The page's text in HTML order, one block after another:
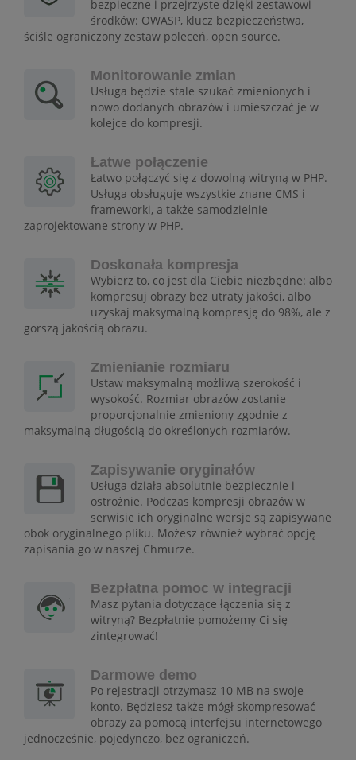
bezpieczne i przejrzyste dzięki zestawowi
środków: OWASP, klucz bezpieczeństwa,
ściśle ograniczony zestaw poleceń, open source.
Monitorowanie zmian
Usługa będzie stale szukać zmienionych i
nowo dodanych obrazów i umieszczać je w
kolejce do kompresji.
Łatwe połączenie
Łatwo połączyć się z dowolną witryną w PHP.
Usługa obsługuje wszystkie znane CMS i
frameworki, a także samodzielnie
zaprojektowane strony w PHP.
Doskonała kompresja
Wybierz to, co jest dla Ciebie niezbędne: albo
kompresuj obrazy bez utraty jakości, albo
uzyskaj maksymalną kompresję do 98%, ale z
gorszą jakością obrazu.
Zmienianie rozmiaru
Ustaw maksymalną możliwą szerokość i
wysokość. Rozmiar obrazów zostanie
proporcjonalnie zmieniony zgodnie z
maksymalną długością do określonych rozmiarów.
Zapisywanie oryginałów
Usługa działa absolutnie bezpiecznie i
ostrożnie. Podczas kompresji obrazów w
serwisie ich oryginalne wersje są zapisywane
obok oryginalnego pliku. Możesz również wybrać opcję
zapisania go w naszej Chmurze.
Bezpłatna pomoc w integracji
Masz pytania dotyczące łączenia się z
witryną? Bezpłatnie pomożemy Ci się
zintegrować!
Darmowe demo
Po rejestracji otrzymasz 10 MB na swoje
konto. Będziesz także mógł skompresować
obrazy za pomocą interfejsu internetowego
jednocześnie, pojedynczo, bez ograniczeń.